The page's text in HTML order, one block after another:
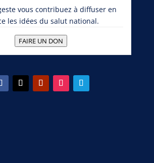
vous contribuez à diffuser en
les idées du salut national.
FAIRE UN DON